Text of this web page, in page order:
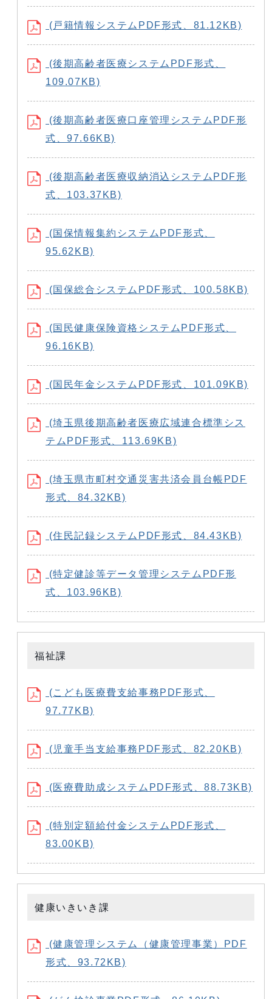
(戸籍情報システムPDF形式、81.12KB)
(後期高齢者医療システムPDF形式、
109.07KB)
(後期高齢者医療口座管理システムPDF形
式、97.66KB)
(後期高齢者医療収納消込システムPDF形
式、103.37KB)
(国保情報集約システムPDF形式、
95.62KB)
(国保総合システムPDF形式、100.58KB)
(国民健康保険資格システムPDF形式、
96.16KB)
(国民年金システムPDF形式、101.09KB)
(埼玉県後期高齢者医療広域連合標準シス
テムPDF形式、113.69KB)
(埼玉県市町村交通災害共済会員台帳PDF
形式、84.32KB)
(住民記録システムPDF形式、84.43KB)
(特定健診等データ管理システムPDF形
式、103.96KB)
福祉課
(こども医療費支給事務PDF形式、
97.77KB)
(児童手当支給事務PDF形式、82.20KB)
(医療費助成システムPDF形式、88.73KB)
(特別定額給付金システムPDF形式、
83.00KB)
健康いきいき課
(健康管理システム（健康管理事業）PDF
形式、93.72KB)